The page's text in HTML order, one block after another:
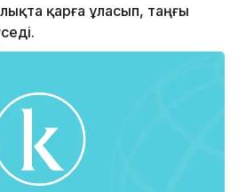
қарға ұласып, таңғы